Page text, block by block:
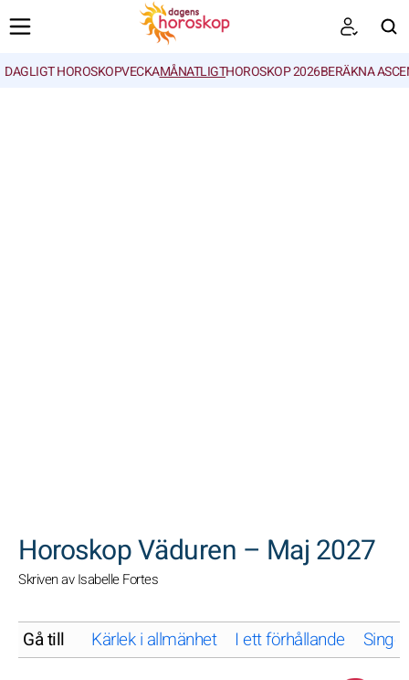
DAGLIGT HOROSKOPVECKAMÅNATLIGTHOROSKOP 2026BERÄKNA
Horoskop Väduren – Maj 2027
Skriven av Isabelle Fortes
Gå till Kärlek i allmänhet I ett förhållande Singel